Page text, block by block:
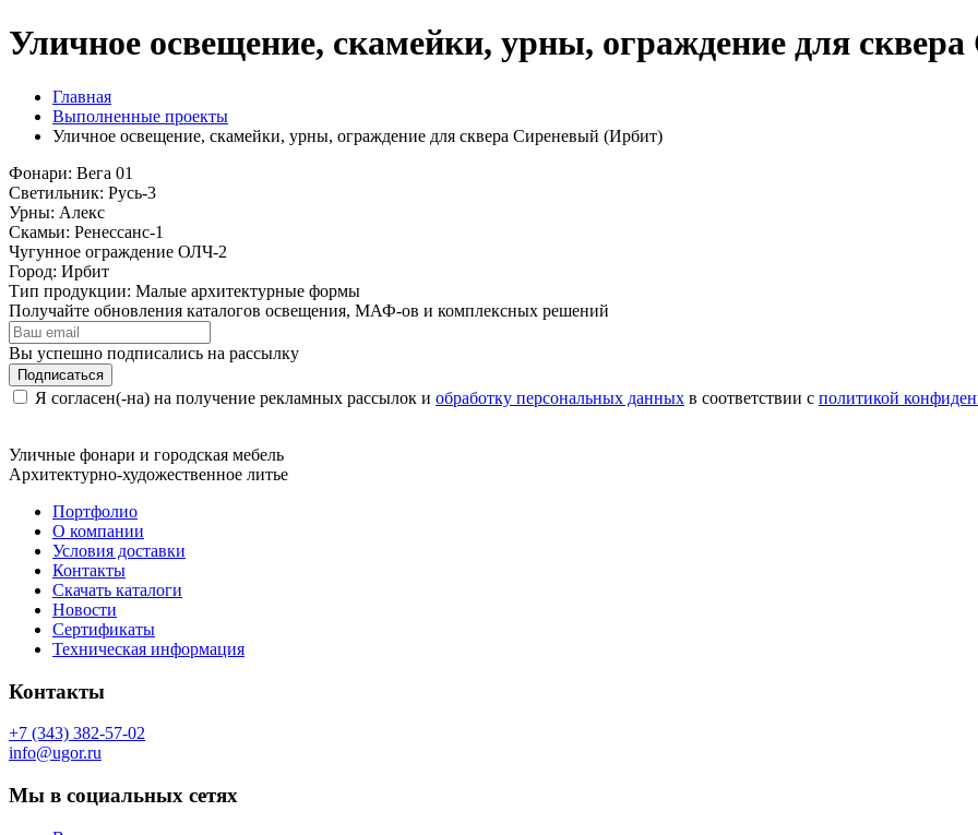
Уличное освещение, скамейки, урны, ограждение для
Главная
Выполненные проекты
Уличное освещение, скамейки, урны, ограждение для сквера Сиреневый (Ирбит)
Фонари: Вега 01
Светильник: Русь-3
Урны: Алекс
Скамьи: Ренессанс-1
Чугунное ограждение ОЛЧ-2
Город: Ирбит
Тип продукции: Малые архитектурные формы
Получайте обновления каталогов освещения, МАФ-ов и комплексных решений
Вы успешно подписались на рассылку
Подписаться
Я согласен(-на) на получение рекламных рассылок и обработку персональных данных в соответствии с политикой
Уличные фонари и городская мебель
Архитектурно-художественное литье
Портфолио
О компании
Условия доставки
Контакты
Скачать каталоги
Новости
Сертификаты
Техническая информация
Контакты
+7 (343) 382-57-02
info@ugor.ru
Мы в социальных сетях